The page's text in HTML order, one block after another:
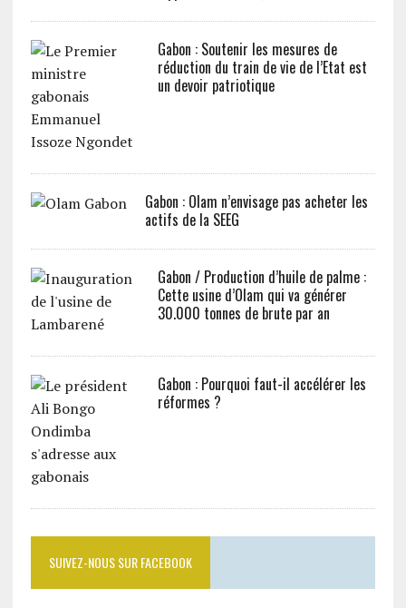
Gabon : Soutenir les mesures de
réduction du train de vie de l’Etat est
un devoir patriotique
Gabon : Olam n’envisage pas acheter les
actifs de la SEEG
Gabon / Production d’huile de palme :
Cette usine d’Olam qui va générer
30.000 tonnes de brute par an
Gabon : Pourquoi faut-il accélérer les
réformes ?
SUIVEZ-NOUS SUR FACEBOOK